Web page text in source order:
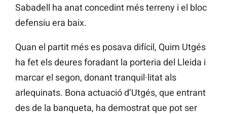
Sabadell ha anat concedint més terreny i el bloc
defensiu era baix.
Quan el partit més es posava difícil, Quim Utgés
ha fet els deures foradant la porteria del Lleida i
marcar el segon, donant tranquil·litat als
arlequinats. Bona actuació d’Utgés, que entrant
des de la banqueta, ha demostrat que pot ser